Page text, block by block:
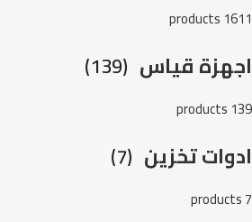
1611 products
اجهزة قياس (139)
139 products
ادوات تخزين (7)
7 products